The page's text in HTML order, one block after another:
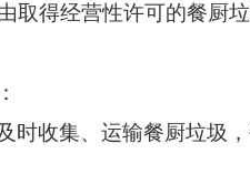
得经营性许可的餐厨垃
收集、运输餐厨垃圾